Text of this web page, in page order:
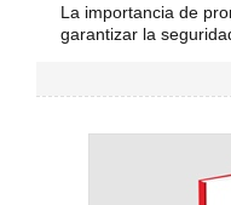
La importancia de
garantizar la